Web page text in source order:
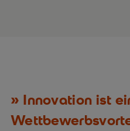
Innovation ist